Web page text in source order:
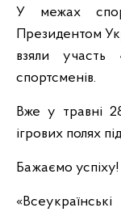
У межах
Президентом
взяли участь
спортсменів.
Вже у травні
ігрових полях
Бажаємо успіху!